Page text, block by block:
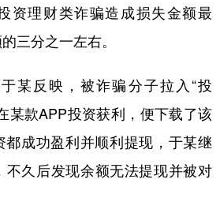
理财类诈骗造成损失金额最
三分之一左右。
反映，被诈骗分子拉入“投
某款APP投资获利，便下载了该
成功盈利并顺利提现，于某继
不久后发现余额无法提现并被对